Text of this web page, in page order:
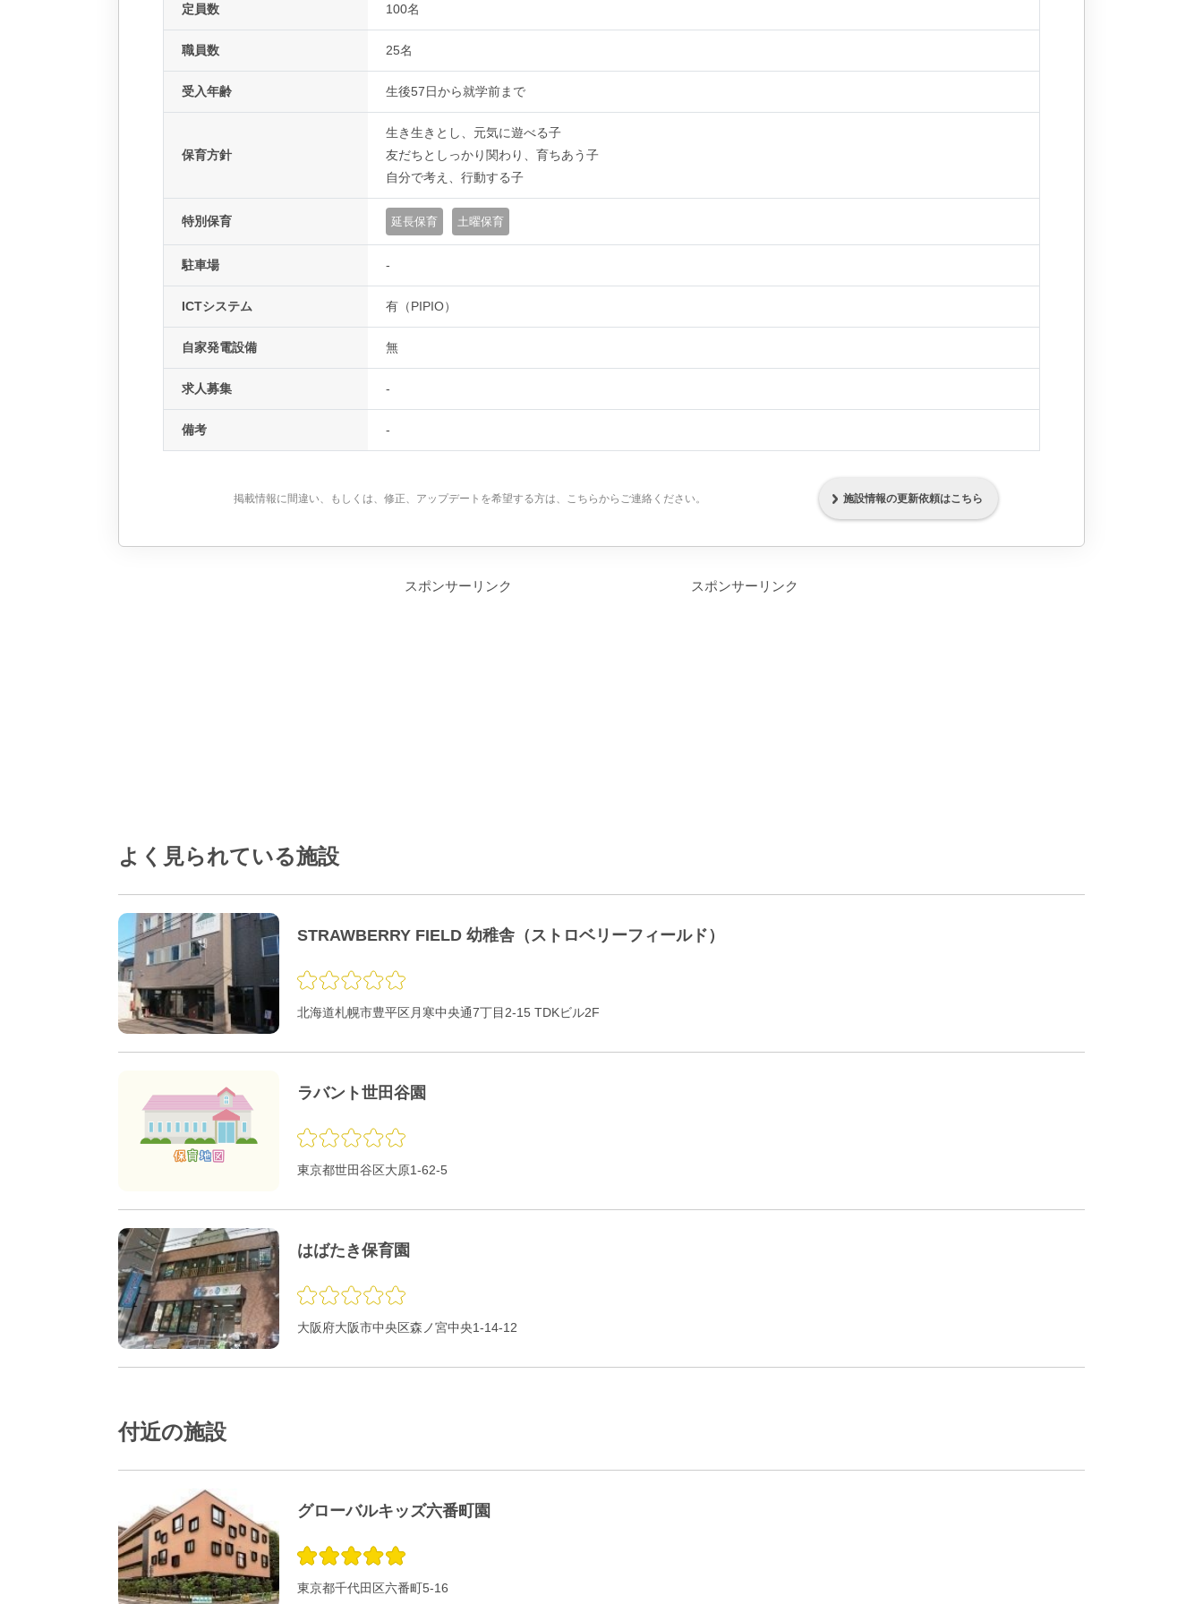
定員数 100名
職員数 25名
受入年齢 生後57日から就学前まで
保育方針
生き生きとし、元気に遊べる子
友だちとしっかり関わり、育ちあう子
自分で考え、行動する子
特別保育 延長保育 土曜保育
駐車場 -
ICTシステム 有（PIPIO）
自家発電設備 無
求人募集 -
備考 -
掲載情報に間違い、もしくは、修正、アップデートを希望する方は、こちらからご連絡ください。 施設情報の更新依頼はこちら
スポンサーリンク スポンサーリンク
よく見られている施設
STRAWBERRY FIELD 幼稚舎（ストロベリーフィールド）
北海道札幌市豊平区月寒中央通7丁目2-15 TDKビル2F
ラバント世田谷園
東京都世田谷区大原1-62-5
はばたき保育園
大阪府大阪市中央区森ノ宮中央1-14-12
付近の施設
グローバルキッズ六番町園
東京都千代田区六番町5-16